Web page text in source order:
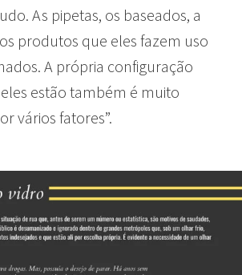
As pipetas, os baseados, a
produtos que eles fazem uso
A própria configuração
estão também é muito
vários fatores”.